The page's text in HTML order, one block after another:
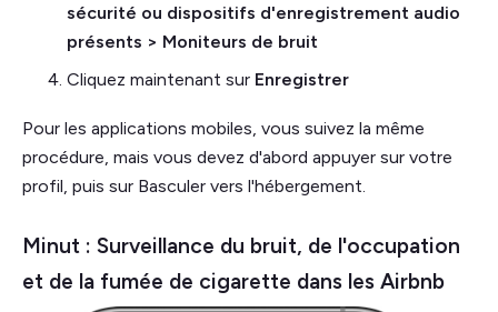
sécurité ou dispositifs d'enregistrement audio
présents > Moniteurs de bruit
Cliquez maintenant sur Enregistrer
Pour les applications mobiles, vous suivez la même
procédure, mais vous devez d'abord appuyer sur votre
profil, puis sur Basculer vers l'hébergement.
Minut : Surveillance du bruit, de l'occupation
et de la fumée de cigarette dans les Airbnb